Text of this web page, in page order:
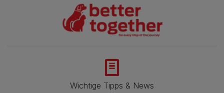
Wichtige Tipps & News